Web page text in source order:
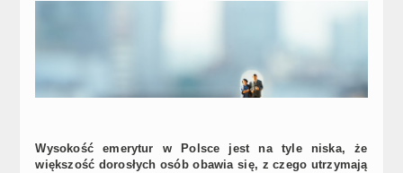
Wysokość emerytur w Polsce jest na tyle niska, że
większość dorosłych osób obawia się, z czego utrzymają